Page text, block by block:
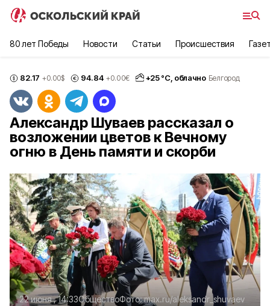
80 лет Победы Новости Статьи Происшествия
82.17 +0.00$ 94.84 +0.00€ +25°С, облачно Белгород
Александр Шуваев рассказал о
возложении цветов к Вечному
огню в День памяти и скорби
22 июня , 14:33ОбществоФото:max.ru/aleksandr_shuvaev